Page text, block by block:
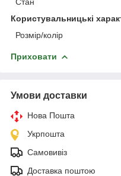
Користувальницькі
Розмір/колір
Приховати
Умови доставки
Нова Пошта
Укрпошта
Самовивіз
Доставка поштою